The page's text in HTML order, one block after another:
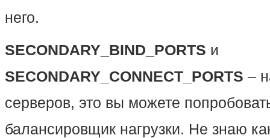
него.
SECONDARY_BIND_PORTS и
SECONDARY_CONNECT_PORTS –
серверов, это вы можете
балансировщик нагрузки. Не знаю